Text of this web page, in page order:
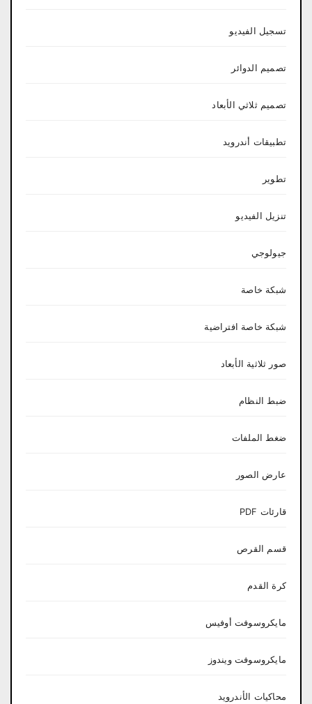
تسجيل الفيديو
تصميم الدوائر
تصميم ثلاثي الأبعاد
تطبيقات أندرويد
تطوير
تنزيل الفيديو
جيولوجي
شبكة خاصة
شبكة خاصة افتراضية
صور ثلاثية الأبعاد
ضبط النظام
ضغط الملفات
عارض الصور
قارئات PDF
قسم القرص
كرة القدم
مايكروسوفت أوفيس
مايكروسوفت ويندوز
محاكيات الأندرويد